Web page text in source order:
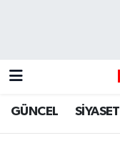
GÜNCEL SİYASET